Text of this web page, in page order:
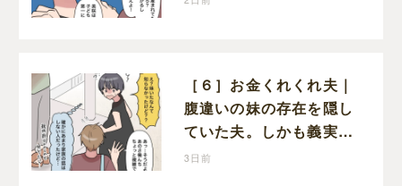
［６］お金くれくれ夫｜
腹違いの妹の存在を隠し
ていた夫。しかも義実家
で一緒に暮らすことにな
3日前